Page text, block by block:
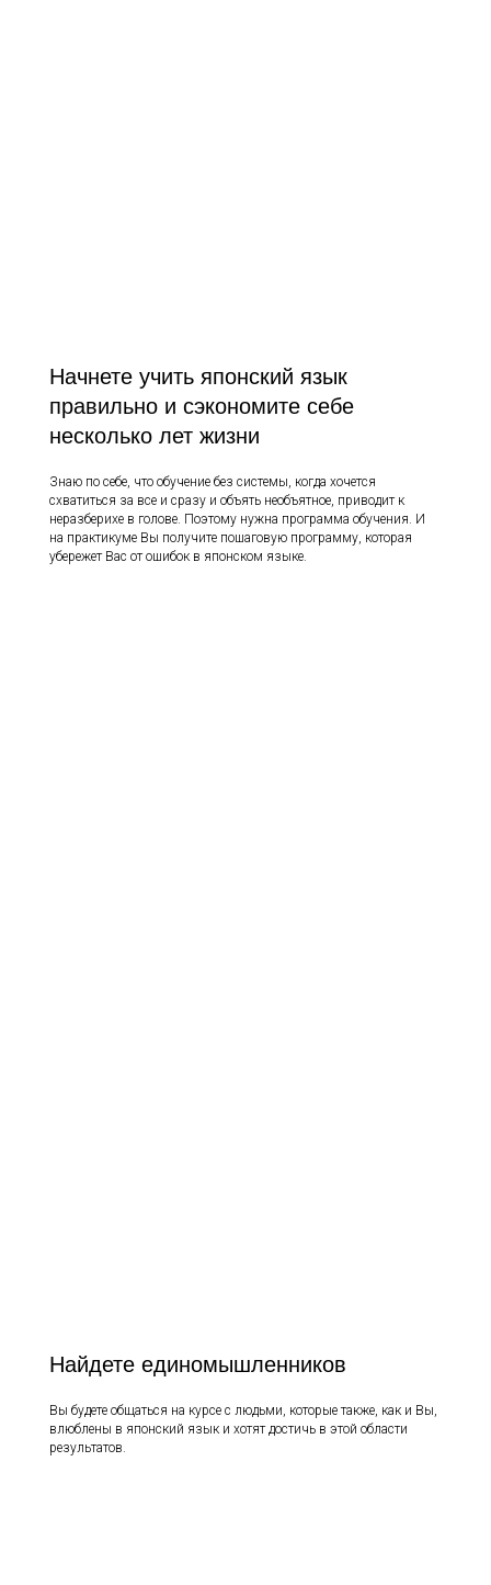
Начнете учить японский язык
правильно и сэкономите себе
несколько лет жизни
Знаю по себе, что обучение без системы, когда хочется
схватиться за все и сразу и объять необъятное, приводит к
неразберихе в голове. Поэтому нужна программа обучения. И
на практикуме Вы получите пошаговую программу, которая
убережет Вас от ошибок в японском языке.
Найдете единомышленников
Вы будете общаться на курсе с людьми, которые также, как и Вы,
влюблены в японский язык и хотят достичь в этой области
результатов.